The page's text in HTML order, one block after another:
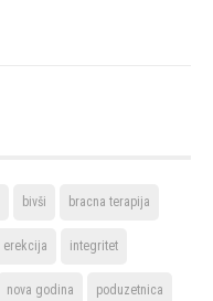
bivši bracna terapija
erekcija integritet
nova godina poduzetnica